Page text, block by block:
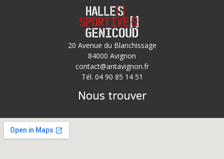
20 Avenue du Blanchissage
84000 Avignon
contact@antavignon.fr
Tél. 04 90 85 14 51
Nous trouver